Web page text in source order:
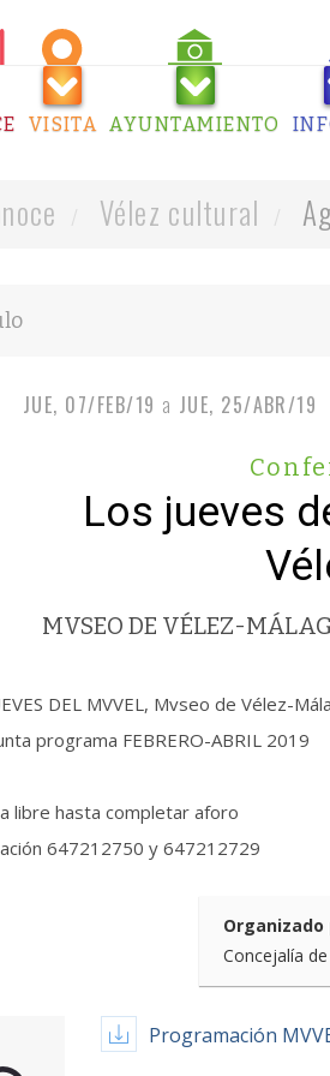
VISITA AYUNTAMIENTO
Vélez cultural
JUE, 07/FEB/19 a JUE, 25/ABR/19
Los jueves
MVSEO DE VÉLEZ-
DEL MVVEL, Mvseo de Vélez-
programa FEBRERO-ABRIL 2019
libre hasta completar aforo
647212750 y 647212729
Organizado
Concejalía
Programación